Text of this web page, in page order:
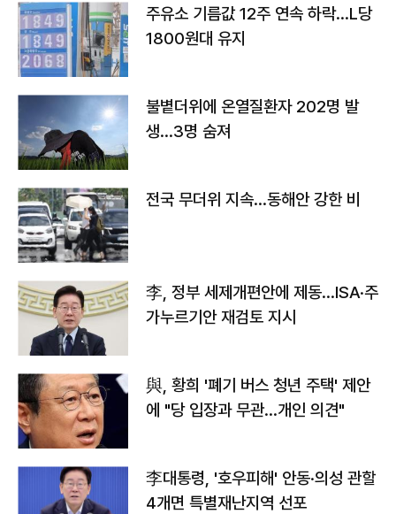
주유소 기름값 12주 연속 하락…L당
1800원대 유지
불볕더위에 온열질환자 202명 발
생…3명 숨져
전국 무더위 지속…동해안 강한 비
李, 정부 세제개편안에 제동…ISA·주
가누르기안 재검토 지시
與, 황희 '폐기 버스 청년 주택' 제안
에 "당 입장과 무관…개인 의견"
李대통령, '호우피해' 안동·의성 관할
4개면 특별재난지역 선포